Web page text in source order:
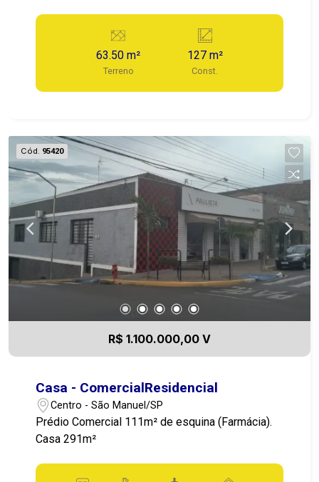
63.50 m²
Terreno
127 m²
Const.
Cód. 95420
R$ 1.100.000,00 V
Casa - ComercialResidencial
Centro - São Manuel/SP
Prédio Comercial 111m² de esquina (Farmácia).
Casa 291m²